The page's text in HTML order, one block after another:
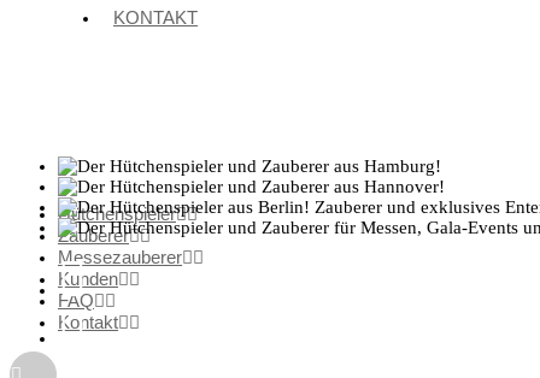
KONTAKT
Hütchenspieler
Zauberer
Messezauberer
Kunden
FAQ
Kontakt